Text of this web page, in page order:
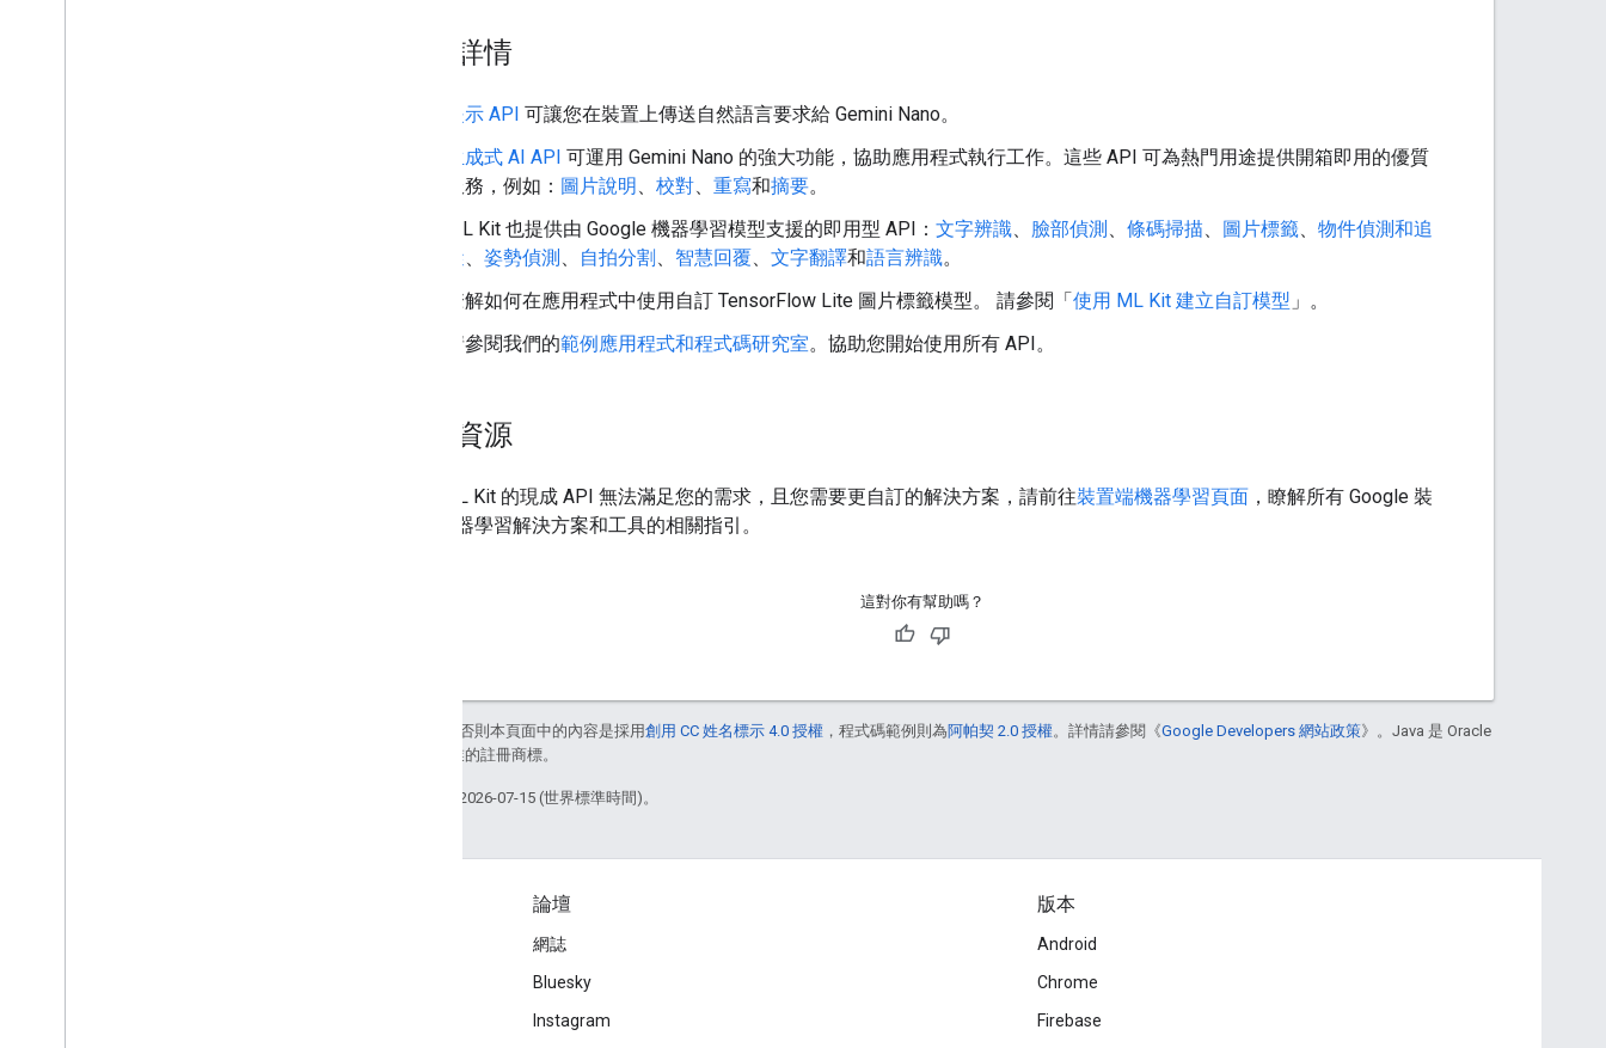
瞭解詳情
提示 API 可讓您在裝置上傳送自然語言要求給 Gemini Nano。
生成式 AI API 可運用 Gemini Nano 的強大功能，協助應用程式執行工作。這些 API 可為熱門用途提供開箱即用的優質
服務，例如： 圖片說明、 校對、 重寫和摘要。
ML Kit 也提供由 Google 機器學習模型支援的即用型 API： 文字辨識、 臉部偵測 、 條碼掃描、 圖片標籤、 物件偵測和追
蹤、 姿勢偵測 、 自拍分割、 智慧回覆、 文字翻譯和語言辨識。
瞭解如何在應用程式中使用自訂 TensorFlow Lite 圖片標籤模型。 請參閱「使用 ML Kit 建立自訂模型 」。
請參閱我們的範例應用程式和程式碼研究室。協助您開始使用所有 API。
其他資源
如果 ML Kit 的現成 API 無法滿足您的需求，且您需要更自訂的解決方案，請前往裝置端機器學習頁面 ，瞭解所有 Google 裝
置端機器學習解決方案和工具的相關指引。
這對你有幫助嗎？
除非另有註明，否則本頁面中的內容是採用創用 CC 姓名標示 4.0 授權 ，程式碼範例則為阿帕契 2.0 授權。詳情請參閱《Google Developers 網站政策》。Java 是 Oracle
和/或其關聯企業的註冊商標。
上次更新時間：2026-07-15 (世界標準時間)。
論壇
網誌
Bluesky
Instagram
版本
Android
Chrome
Firebase